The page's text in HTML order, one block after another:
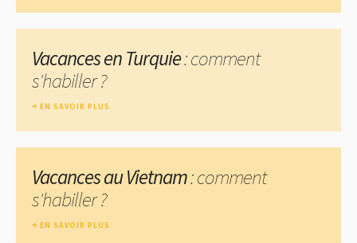
Vacances en Turquie: comment
s'habiller ?
EN SAVOIR PLUS
Vacances au Vietnam: comment
s'habiller ?
EN SAVOIR PLUS